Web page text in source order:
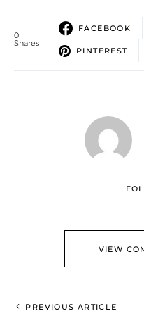
0
Shares
FACEBOOK
PINTEREST
VIEW
PREVIOUS ARTICLE